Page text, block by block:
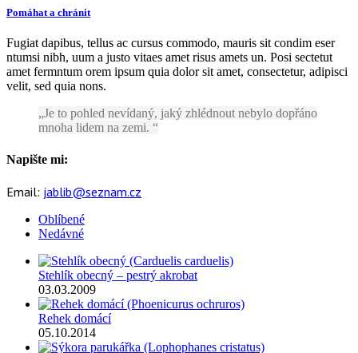
Pomáhat a chránit
Fugiat dapibus, tellus ac cursus commodo, mauris sit condim eser
ntumsi nibh, uum a justo vitaes amet risus amets un. Posi sectetut
amet fermntum orem ipsum quia dolor sit amet, consectetur, adipisci
velit, sed quia nons.
Je to pohled nevídaný, jaký zhlédnout nebylo dopřáno
mnoha lidem na zemi.
Napište mi:
Email: jablib@seznam.cz
Oblíbené
Nedávné
Stehlík obecný – pestrý akrobat
03.03.2009
Rehek domácí
05.10.2014